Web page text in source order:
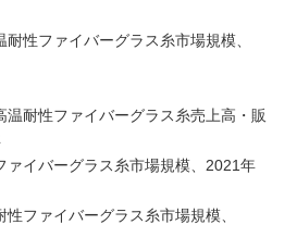
ファイバーグラス糸市場規模、
耐性ファイバーグラス糸売上高・販
イバーグラス糸市場規模、2021年
ファイバーグラス糸市場規模、